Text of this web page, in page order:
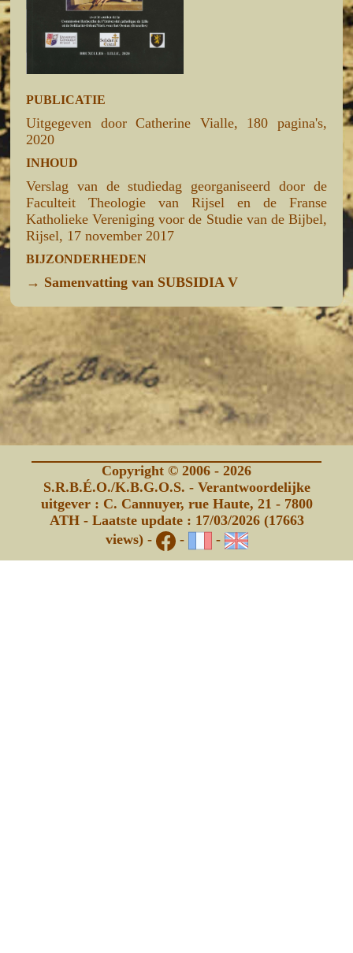
PUBLICATIE
Uitgegeven door Catherine Vialle, 180 pagina's,
2020
INHOUD
Verslag van de studiedag georganiseerd door de
Faculteit Theologie van Rijsel en de Franse
Katholieke Vereniging voor de Studie van de Bijbel,
Rijsel, 17 november 2017
BIJZONDERHEDEN
→ Samenvatting van SUBSIDIA V
Copyright © 2006 - 2026
S.R.B.É.O./K.B.G.O.S. - Verantwoordelijke
uitgever : C. Cannuyer, rue Haute, 21 - 7800
ATH - Laatste update : 17/03/2026 (17663
views) -
- -